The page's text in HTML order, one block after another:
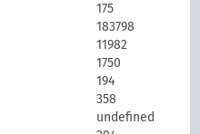
175
183798
11982
1750
194
358
undefined